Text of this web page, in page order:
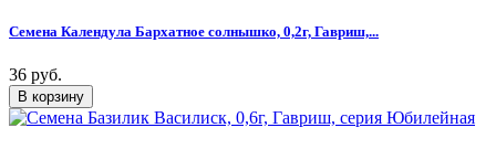
Семена Календула Бархатное солнышко, 0,2г, Гавриш,...
36 руб.